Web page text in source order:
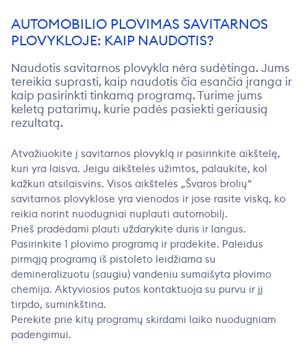
AUTOMOBILIO PLOVIMAS SAVITARNOS
PLOVYKLOJE: KAIP NAUDOTIS?
Naudotis savitarnos plovykla nėra sudėtinga. Jums
tereikia suprasti, kaip naudotis čia esančia įranga ir
kaip pasirinkti tinkamą programą. Turime jums
keletą patarimų, kurie padės pasiekti geriausią
rezultatą.
Atvažiuokite į savitarnos plovyklą ir pasirinkite aikštelę,
kuri yra laisva. Jeigu aikštelės užimtos, palaukite, kol
kažkuri atsilaisvins. Visos aikštelės „Švaros brolių“
savitarnos plovyklose yra vienodos ir jose rasite viską, ko
reikia norint nuodugniai nuplauti automobilį.
Prieš pradėdami plauti uždarykite duris ir langus.
Pasirinkite 1 plovimo programą ir pradėkite. Paleidus
pirmąją programą iš pistoleto leidžiama su
demineralizuotu (saugiu) vandeniu sumaišyta plovimo
chemija. Aktyviosios putos kontaktuoja su purvu ir jį
tirpdo, suminkština.
Perekite prie kitų programų skirdami laiko nuodugniam
padengimui.